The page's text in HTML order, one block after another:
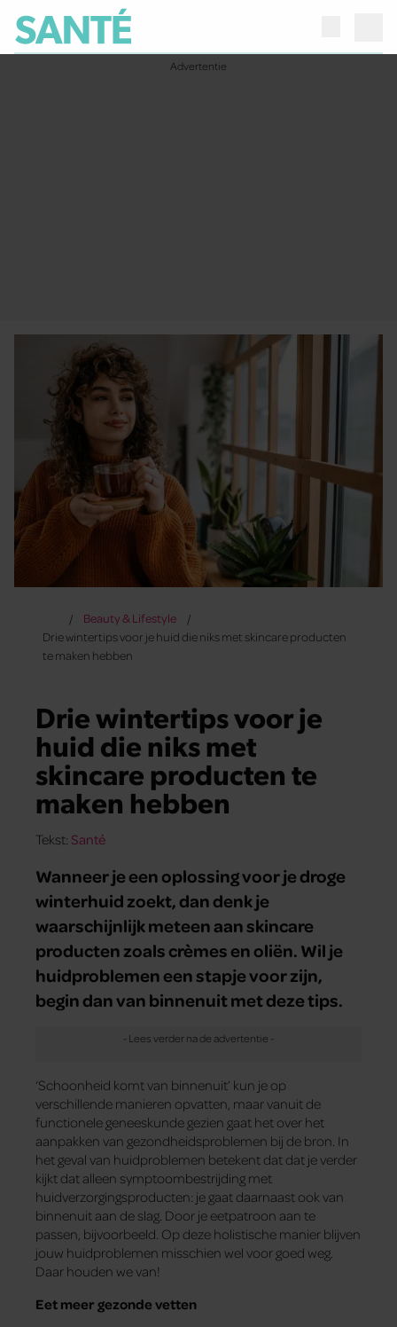
Beauty & Lifestyle
Drie wintertips voor je huid die niks met skincare producten
te maken hebben
Drie wintertips voor je
huid die niks met
skincare producten te
maken hebben
Tekst: Santé
Wanneer je een oplossing voor je droge
winterhuid zoekt, dan denk je
waarschijnlijk meteen aan skincare
producten zoals crèmes en oliën. Wil je
huidproblemen een stapje voor zijn,
begin dan van binnenuit met deze tips.
‘Schoonheid komt van binnenuit’ kun je op
verschillende manieren opvatten, maar vanuit de
functionele geneeskunde gezien gaat het over het
aanpakken van gezondheidsproblemen bij de bron. In
het geval van huidproblemen betekent dat dat je verder
kijkt dat alleen symptoombestrijding met
huidverzorgingsproducten: je gaat daarnaast ook van
binnenuit aan de slag. Door je eetpatroon aan te
passen, bijvoorbeeld. Op deze holistische manier blijven
jouw huidproblemen misschien wel voor goed weg.
Daar houden we van!
Eet meer gezonde vetten